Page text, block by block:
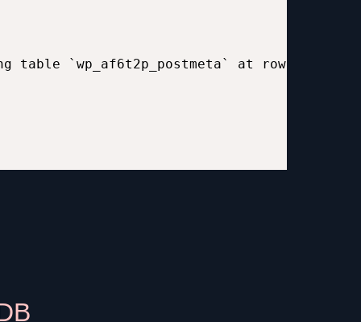
table `wp_af6t2p_postmeta` at row: 42646